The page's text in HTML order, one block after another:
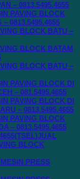
– 0813.5495.4655
PAVING BLOCK
– 0813.5495.4655
BLOCK BATU –
BLOCK BATAM
BLOCK BATU –
PAVING BLOCK DI
– 081.5495.4655
PAVING BLOCK DI
– 0813.5495.4655
PAVING BLOCK
– 0813.5495.4655
BLOCK
PRESS